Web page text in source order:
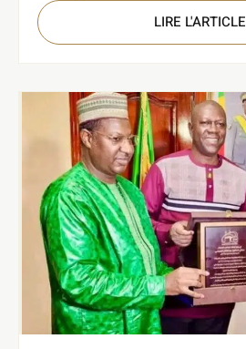
LIRE L'ARTICLE